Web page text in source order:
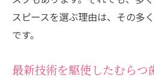
スピースを選ぶ理由は、その多
です。
最新技術を駆使したむらつ